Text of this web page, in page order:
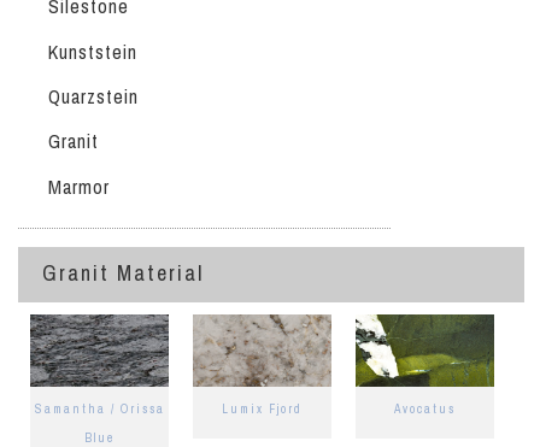
Silestone
Kunststein
Quarzstein
Granit
Marmor
Granit Material
Samantha / Orissa
Blue
Lumix Fjord Avocatus